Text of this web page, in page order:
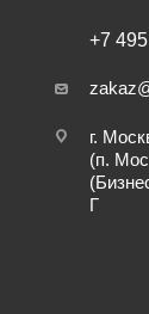
+7
г.
(п.
Г